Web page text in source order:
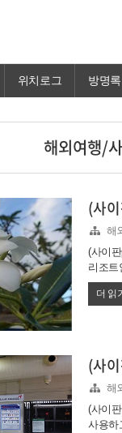
위치로그 방명록
해외여행/
(사
해
(사이
리조트
지만
쉬는
핑없는
하신
하나
더 읽기
(사
해
(사이
사용하